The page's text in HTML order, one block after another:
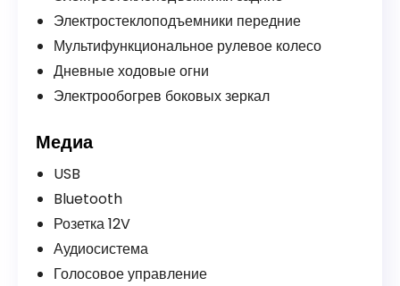
Электростеклоподъемники передние
Мультифункциональное рулевое колесо
Дневные ходовые огни
Электрообогрев боковых зеркал
Медиа
USB
Bluetooth
Розетка 12V
Аудиосистема
Голосовое управление